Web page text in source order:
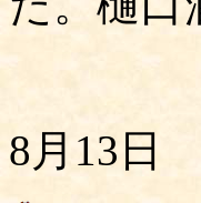
8月13日